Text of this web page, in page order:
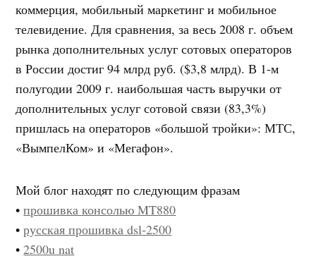
коммерция, мобильный маркетинг и мобильное
телевидение. Для сравнения, за весь 2008 г. объем
рынка дополнительных услуг сотовых операторов
в России достиг 94 млрд руб. ($3,8 млрд). В 1-м
полугодии 2009 г. наибольшая часть выручки от
дополнительных услуг сотовой связи (83,3%)
пришлась на операторов «большой тройки»: МТС,
«ВымпелКом» и «Мегафон».
Мой блог находят по следующим фразам
•прошивка консолью MT880
•русская прошивка dsl-2500
•2500u nat